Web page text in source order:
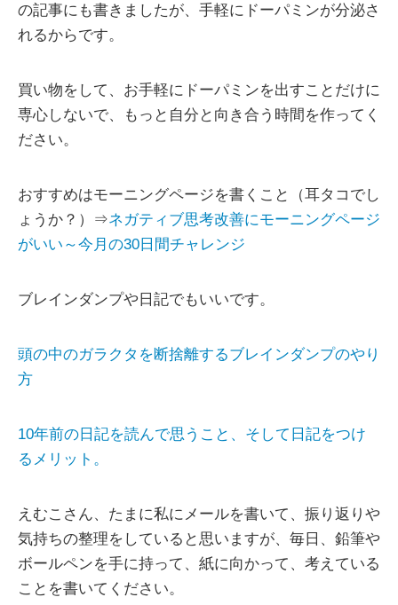
の記事にも書きましたが、手軽にドーパミンが分泌さ
れるからです。
買い物をして、お手軽にドーパミンを出すことだけに
専心しないで、もっと自分と向き合う時間を作ってく
ださい。
おすすめはモーニングページを書くこと（耳タコでし
ょうか？）⇒ネガティブ思考改善にモーニングページ
がいい～今月の30日間チャレンジ
ブレインダンプや日記でもいいです。
頭の中のガラクタを断捨離するブレインダンプのやり
方
10年前の日記を読んで思うこと、そして日記をつけ
るメリット。
えむこさん、たまに私にメールを書いて、振り返りや
気持ちの整理をしていると思いますが、毎日、鉛筆や
ボールペンを手に持って、紙に向かって、考えている
ことを書いてください。